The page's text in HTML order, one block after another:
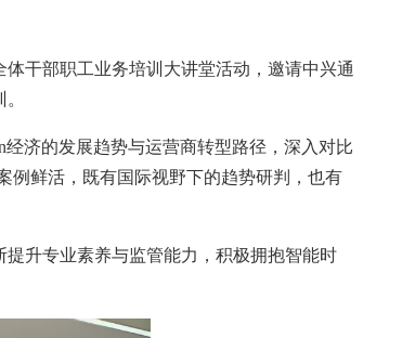
干部职工业务培训大讲堂活动，邀请中兴通
济的发展趋势与运营商转型路径，深入对比
例鲜活，既有国际视野下的趋势研判，也有
升专业素养与监管能力，积极拥抱智能时